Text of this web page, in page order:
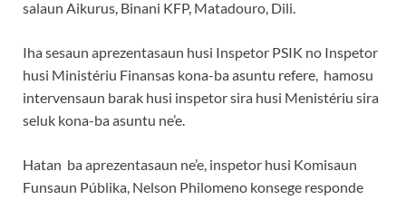
salaun Aikurus, Binani KFP, Matadouro, Dili.
Iha sesaun aprezentasaun husi Inspetor PSIK no Inspetor
husi Ministériu Finansas kona-ba asuntu refere, hamosu
intervensaun barak husi inspetor sira husi Menistériu sira
seluk kona-ba asuntu ne’e.
Hatan ba aprezentasaun ne’e, inspetor husi Komisaun
Funsaun Públika, Nelson Philomeno konsege responde